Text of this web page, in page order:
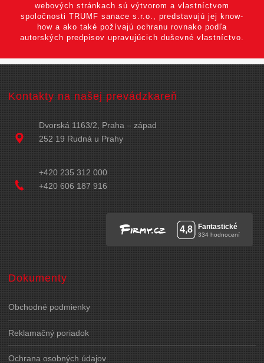
webových stránkach sú výtvorom a vlastníctvom
spoločnosti TRUMF sanace s.r.o., predstavujú jej know-
how a ako také požívajú ochranu rovnako podľa
autorských predpisov upravujúcich duševné vlastníctvo.
Kontakty na našej prevádzkareň
Dvorská 1163/2, Praha – západ
252 19 Rudná u Prahy
+420 235 312 000
+420 606 187 916
Dokumenty
Obchodné podmienky
Reklamačný poriadok
Ochrana osobných údajov